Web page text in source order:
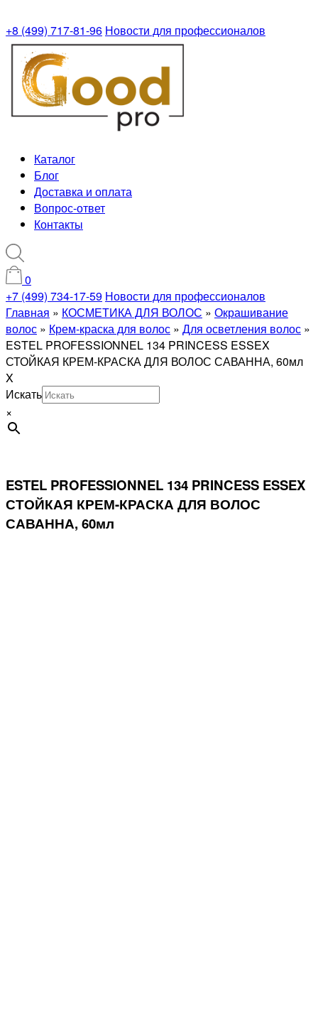
+8 (499) 717-81-96 Новости для профессионалов
Каталог
Блог
Доставка и оплата
Вопрос-ответ
Контакты
0
+7 (499) 734-17-59 Новости для профессионалов
Главная » КОСМЕТИКА ДЛЯ ВОЛОС » Окрашивание
волос » Крем-краска для волос » Для осветления волос »
ESTEL PROFESSIONNEL 134 PRINCESS ESSEX
СТОЙКАЯ КРЕМ-КРАСКА ДЛЯ ВОЛОС САВАННА, 60мл
X
Искать
×
ESTEL PROFESSIONNEL 134 PRINCESS ESSEX
СТОЙКАЯ КРЕМ-КРАСКА ДЛЯ ВОЛОС
САВАННА, 60мл